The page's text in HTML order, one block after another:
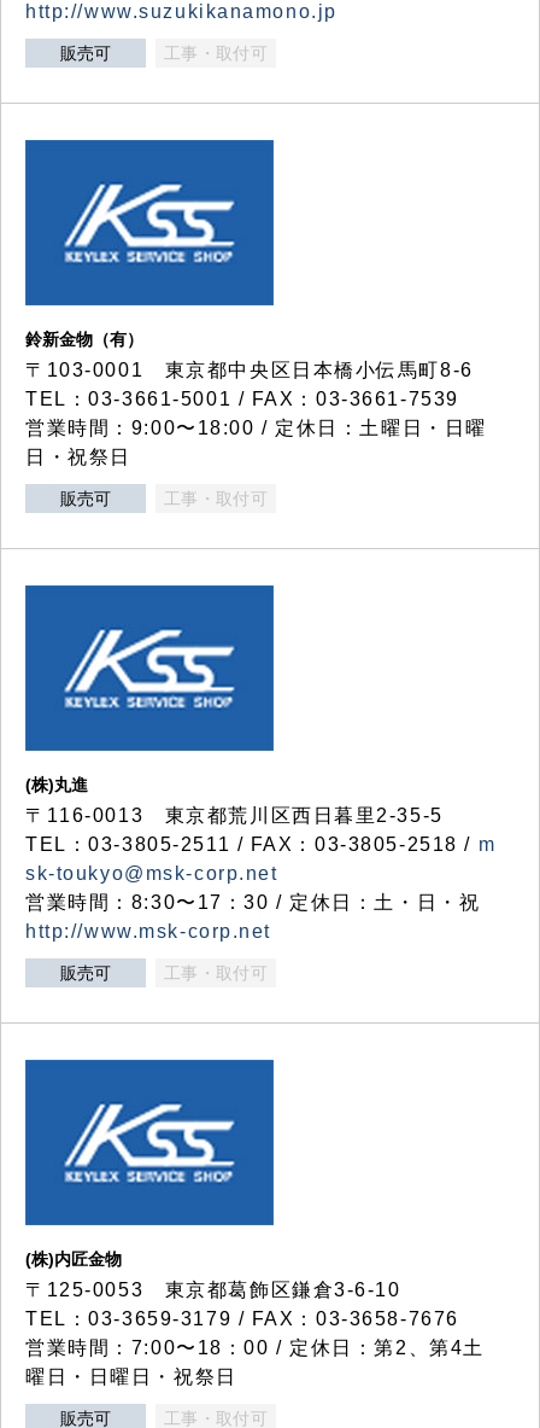
http://www.suzukikanamono.jp
販売可 工事・取付可
鈴新金物（有）
〒103-0001 東京都中央区日本橋小伝馬町8-6
TEL：03-3661-5001 / FAX：03-3661-7539
営業時間：9:00〜18:00 / 定休日：土曜日・日曜
日・祝祭日
販売可 工事・取付可
(株)丸進
〒116-0013 東京都荒川区西日暮里2-35-5
TEL：03-3805-2511 / FAX：03-3805-2518 / m
sk-toukyo@msk-corp.net
営業時間：8:30〜17：30 / 定休日：土・日・祝
http://www.msk-corp.net
販売可 工事・取付可
(株)内匠金物
〒125-0053 東京都葛飾区鎌倉3-6-10
TEL：03-3659-3179 / FAX：03-3658-7676
営業時間：7:00〜18：00 / 定休日：第2、第4土
曜日・日曜日・祝祭日
販売可 工事・取付可